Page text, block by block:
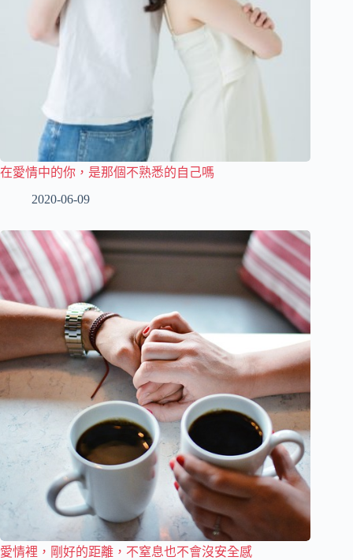
在愛情中的你，是那個不熟悉的自己嗎
2020-06-09
愛情裡，剛好的距離，不窒息也不會沒安全感